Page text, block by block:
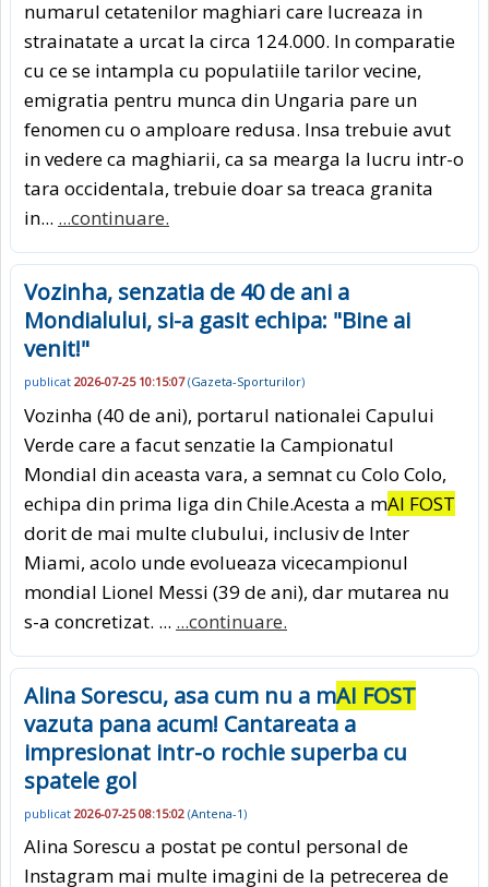
numarul cetatenilor maghiari care lucreaza in
strainatate a urcat la circa 124.000. In com­paratie
cu ce se in­tam­pla cu populatiile ta­rilor vecine,
emigratia pen­tru munca din Un­garia pare un
fenomen cu o amploare redusa. Insa trebuie avut
in vedere ca maghiarii, ca sa mearga la lucru intr-o
tara occiden­tala, tre­buie doar sa trea­ca gra­nita
in... ...continuare.
Vozinha, senzatia de 40 de ani a
Mondialului, si-a gasit echipa: "Bine ai
venit!"
publicat 2026-07-25 10:15:07(Gazeta-Sporturilor)
Vozinha (40 de ani), portarul nationalei Capului
Verde care a facut senzatie la Campionatul
Mondial din aceasta vara, a semnat cu Colo Colo,
echipa din prima liga din Chile.Acesta a mAI FOST
dorit de mai multe clubului, inclusiv de Inter
Miami, acolo unde evolueaza vicecampionul
mondial Lionel Messi (39 de ani), dar mutarea nu
s-a concretizat. ... ...continuare.
Alina Sorescu, asa cum nu a mAI FOST
vazuta pana acum! Cantareata a
impresionat intr-o rochie superba cu
spatele gol
publicat 2026-07-25 08:15:02 (Antena-1)
Alina Sorescu a postat pe contul personal de
Instagram mai multe imagini de la petrecerea de